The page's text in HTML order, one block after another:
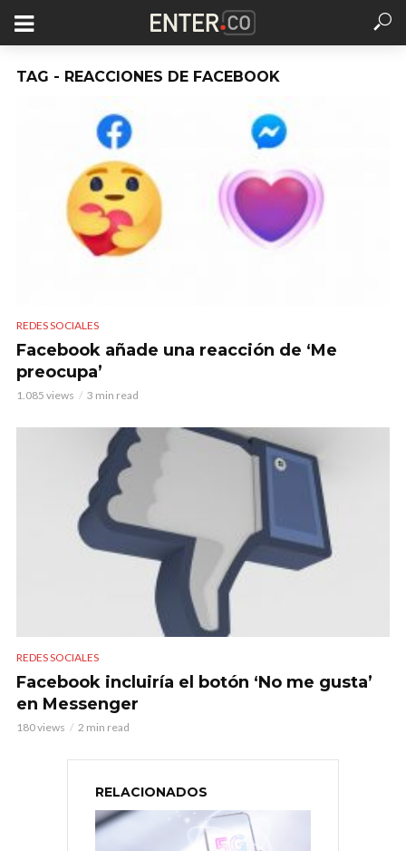
TAG - REACCIONES DE FACEBOOK
REDES SOCIALES
Facebook añade una reacción de ‘Me
preocupa’
1.085 views 3 min read
REDES SOCIALES
Facebook incluiría el botón ‘No me gusta’
en Messenger
180 views 2 min read
RELACIONADOS